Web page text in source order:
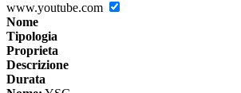
www.youtube.com
Nome
Tipologia
Proprieta
Descrizione
Durata